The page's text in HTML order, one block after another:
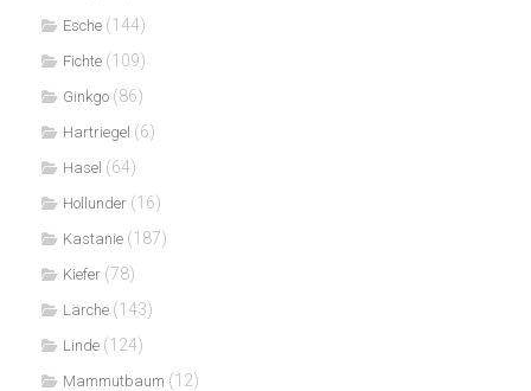
Esche (144)
Fichte (109)
Ginkgo (86)
Hartriegel (6)
Hasel (64)
Hollunder (16)
Kastanie (187)
Kiefer (78)
Lärche (143)
Linde (124)
Mammutbaum (12)